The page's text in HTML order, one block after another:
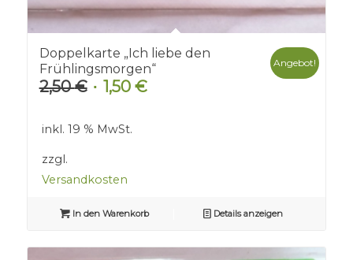
Doppelkarte „Ich liebe den
Frühlingsmorgen“
2,50€ Ursprünglicher
war:
1,50 €Aktueller
Angebot!
inkl. 19 % MwSt.
zzgl.
Versandkosten
In den Warenkorb Details anzeigen